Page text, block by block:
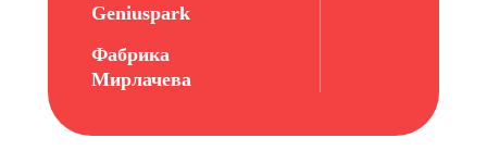
Geniuspark
Фабрика
Мирлачева